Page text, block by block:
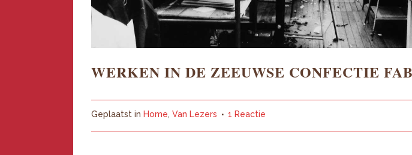
WERKEN IN DE ZEEUWSE CONFECTIE
Geplaatst in Home, Van Lezers 1 Reactie